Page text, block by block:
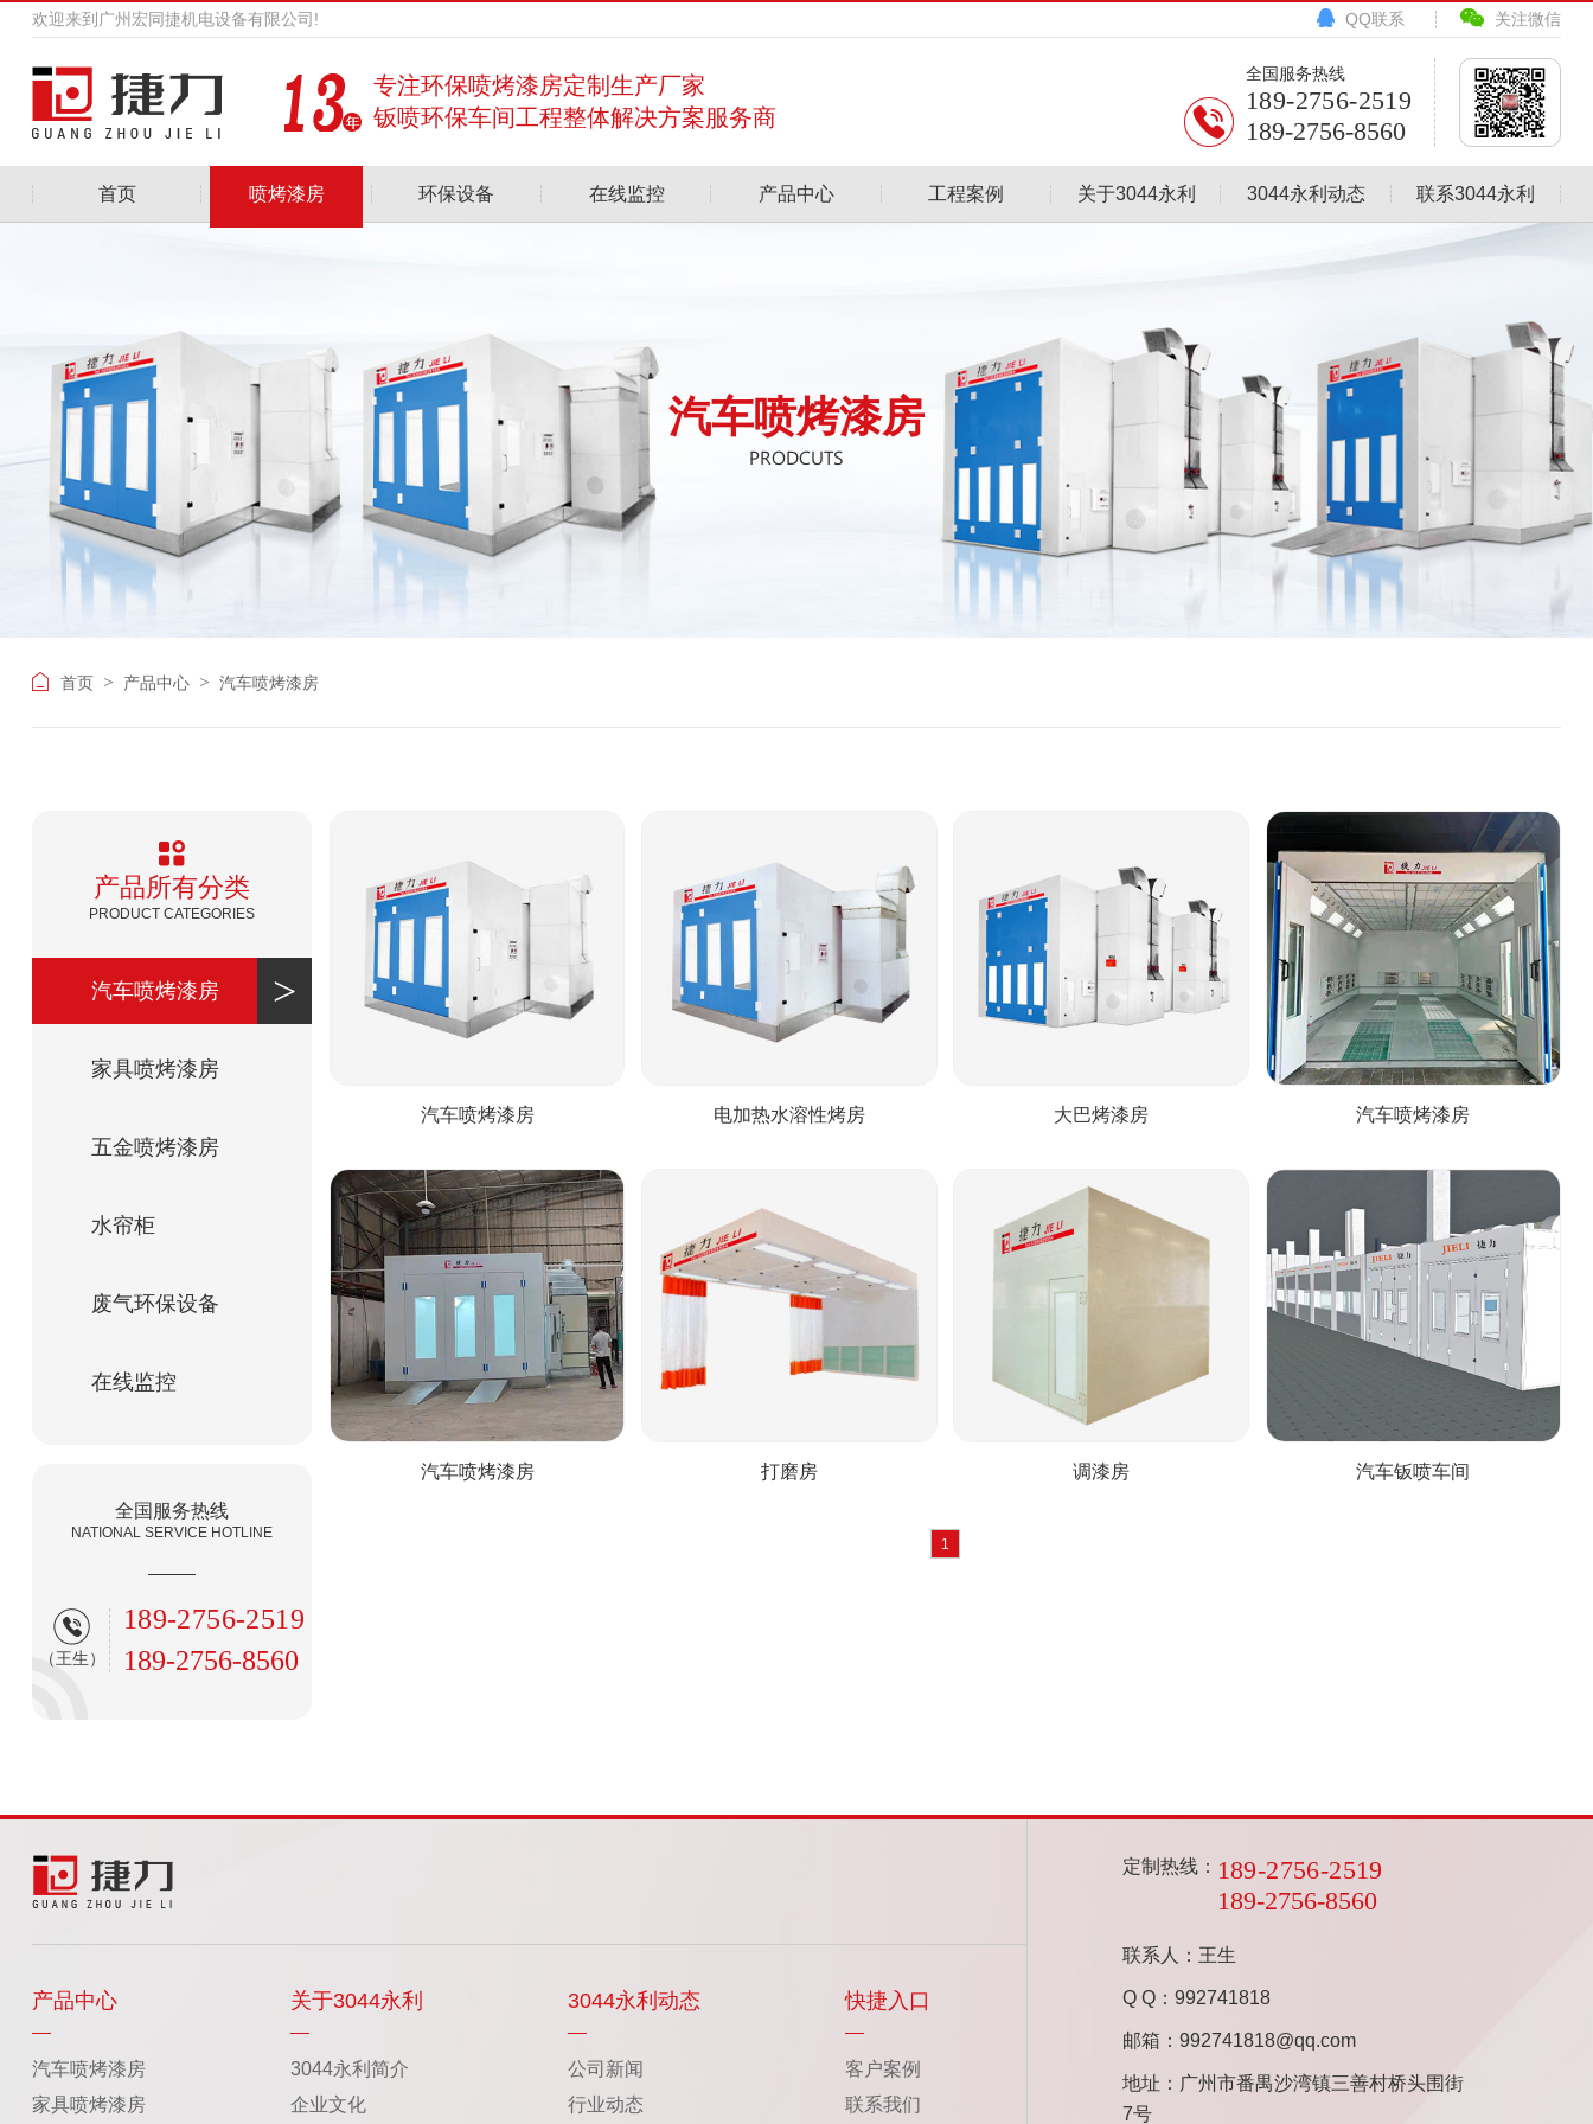
欢迎来到广州宏同捷机电设备有限公司! QQ联系 关注微信
专注环保喷烤漆房定制生产厂家
钣喷环保车间工程整体解决方案服务商
全国服务热线
189-2756-2519
189-2756-8560
首页 喷烤漆房 环保设备 在线监控 产品中心 工程案例 关于3044永利 3044永利动态 联系3044永利
汽车喷烤漆房
PRODCUTS
首页 > 产品中心 > 汽车喷烤漆房
产品所有分类
PRODUCT CATEGORIES
汽车喷烤漆房
家具喷烤漆房
五金喷烤漆房
水帘柜
废气环保设备
在线监控
全国服务热线
NATIONAL SERVICE HOTLINE
（王生）
189-2756-2519
189-2756-8560
汽车喷烤漆房 电加热水溶性烤房 大巴烤漆房 汽车喷烤漆房
汽车喷烤漆房 打磨房 调漆房 汽车钣喷车间
1
产品中心
汽车喷烤漆房
家具喷烤漆房
关于3044永利
3044永利简介
企业文化
3044永利动态
公司新闻
行业动态
快捷入口
客户案例
联系我们
定制热线： 189-2756-2519
189-2756-8560
联系人：王生
Q Q：992741818
邮箱：992741818@qq.com
地址：广州市番禺沙湾镇三善村桥头围街
7号